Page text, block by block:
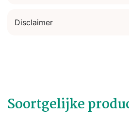
Disclaimer
Soortgelijke